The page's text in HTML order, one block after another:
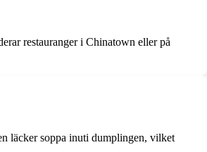
restauranger i Chinatown eller på
läcker soppa inuti dumplingen, vilket